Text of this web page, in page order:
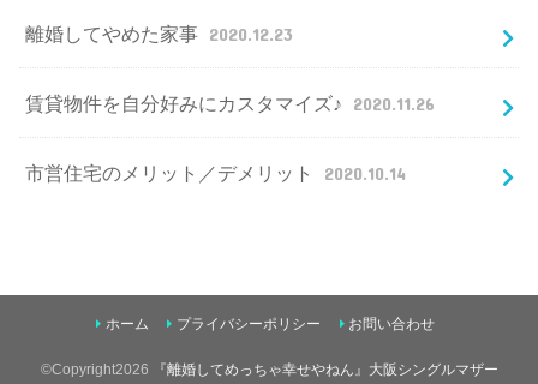
離婚してやめた家事 2020.12.23
賃貸物件を自分好みにカスタマイズ♪ 2020.11.26
市営住宅のメリット／デメリット 2020.10.14
ホーム プライバシーポリシー お問い合わせ
©Copyright2026
『離婚してめっちゃ幸せやねん』大阪シングルマザー